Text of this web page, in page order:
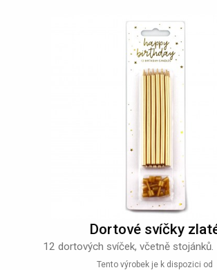
Dortové svíčky
12 dortových svíček, včetně stojánků.
Tento výrobek je k dispozici od